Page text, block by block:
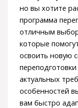
но вы хотите
программа
отличным
которые
освоить новую
актуальных
особенностей
вам быстро